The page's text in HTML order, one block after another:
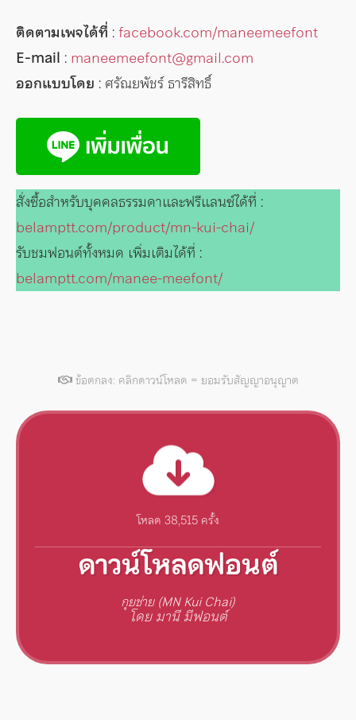
ติดตามเพจได้ที่ :facebook.com/maneemeefont
E-mail : maneemeefont@gmail.com
ออกแบบโดย : ศรัณยพัชร์ ธารีสิทธิ์
สั่งซื้อสำหรับบุคคลธรรมดาและฟรีแลนซ์ได้ที่ :
belamptt.com/product/mn-kui-chai/
รับชมฟอนต์ทั้งหมด เพิ่มเติมได้ที่ :
belamptt.com/manee-meefont/
ข้อตกลง: คลิกดาวน์โหลด = ยอมรับสัญญาอนุญาต
โหลด 38,515 ครั้ง
ดาวน์โหลดฟอนต์
กุยช่าย (MN Kui Chai)
โดย มานี มีฟอนต์